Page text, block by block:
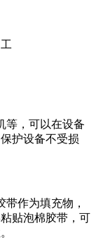
等，可以在设备
护设备不受损
作为填充物，
贴泡棉胶带，可